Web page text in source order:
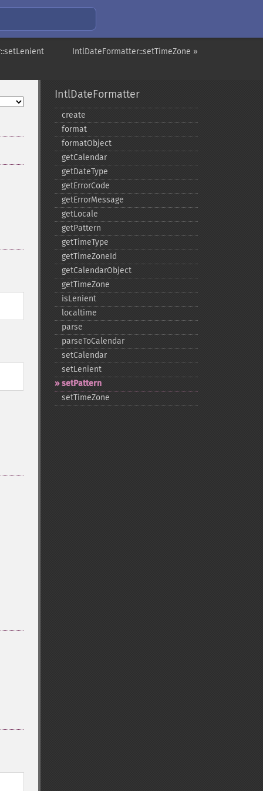
IntlDateFormatter::setTimeZone »
IntlDateFormatter
create
format
formatObject
getCalendar
getDateType
getErrorCode
getErrorMessage
getLocale
getPattern
getTimeType
getTimeZoneId
getCalendarObject
getTimeZone
isLenient
localtime
parse
parseToCalendar
setCalendar
setLenient
setPattern
setTimeZone